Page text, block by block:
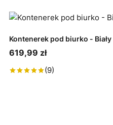
Kontenerek pod biurko - Biały
619,99 zł
(9)